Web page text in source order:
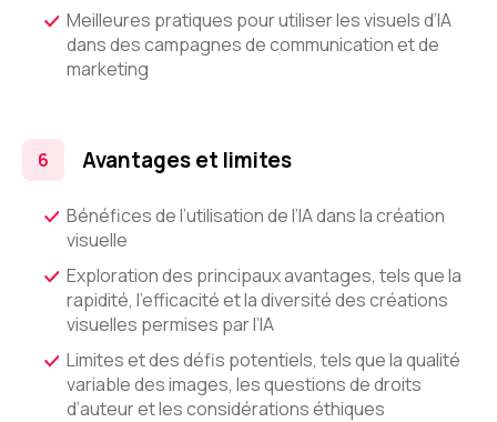
Meilleures pratiques pour utiliser les visuels d’IA
dans des campagnes de communication et de
marketing
Avantages et limites
Bénéfices de l’utilisation de l’IA dans la création
visuelle
Exploration des principaux avantages, tels que la
rapidité, l’efficacité et la diversité des créations
visuelles permises par l’IA
Limites et des défis potentiels, tels que la qualité
variable des images, les questions de droits
d’auteur et les considérations éthiques